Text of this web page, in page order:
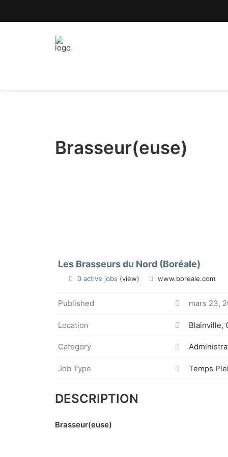
Brasseur(euse)
Les Brasseurs du Nord (Boréale)
0 active jobs (view) www.boreale.com
Published mars 23,
Location Blainville,
Category
Job Type Temps
DESCRIPTION
Brasseur(euse)